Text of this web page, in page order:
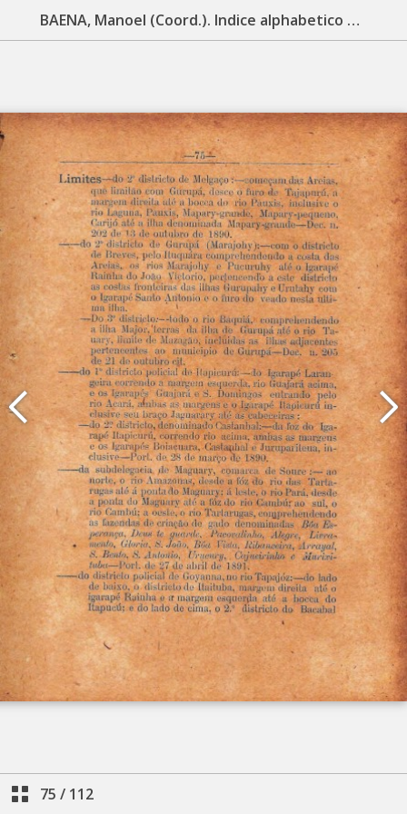
BAENA, Manoel (Coord.). Indice alphabetico da legislação do Estado do Pará: (15 de novembro de 1889 a’ 1893). Belém: Typ. do Diario Official, 1894. 112 p.
75 / 112